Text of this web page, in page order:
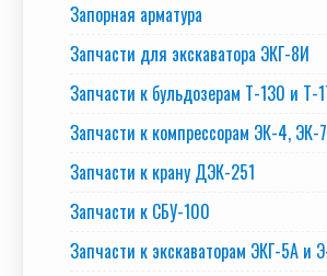
Запорная арматура
Запчасти для экскаватора ЭКГ-8И
Запчасти к бульдозерам Т-130 и Т-
Запчасти к компрессорам ЭК-4,
Запчасти к крану ДЭК-251
Запчасти к СБУ-100
Запчасти к экскаваторам ЭКГ-5А и